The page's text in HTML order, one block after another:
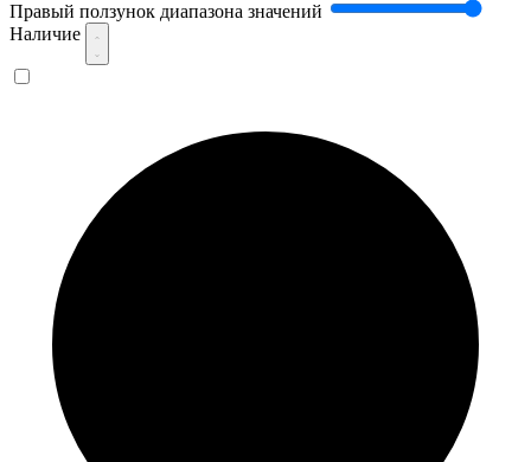
Правый ползунок диапазона значений
Наличие